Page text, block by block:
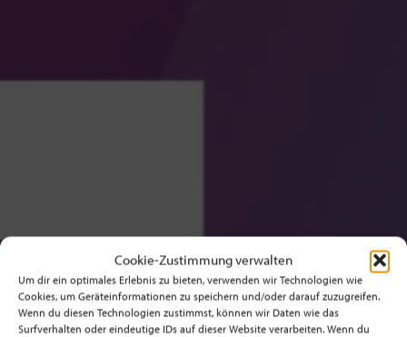
Cookie-Zustimmung verwalten
Um dir ein optimales Erlebnis zu bieten, verwenden wir Technologien wie
Cookies, um Geräteinformationen zu speichern und/oder darauf zuzugreifen.
Wenn du diesen Technologien zustimmst, können wir Daten wie das
Surfverhalten oder eindeutige IDs auf dieser Website verarbeiten. Wenn du